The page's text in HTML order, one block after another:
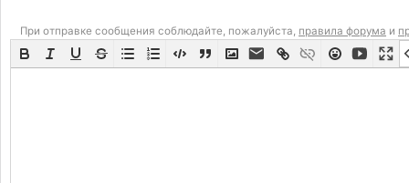
При отправке сообщения соблюдайте, пожалуйста, правила форума и